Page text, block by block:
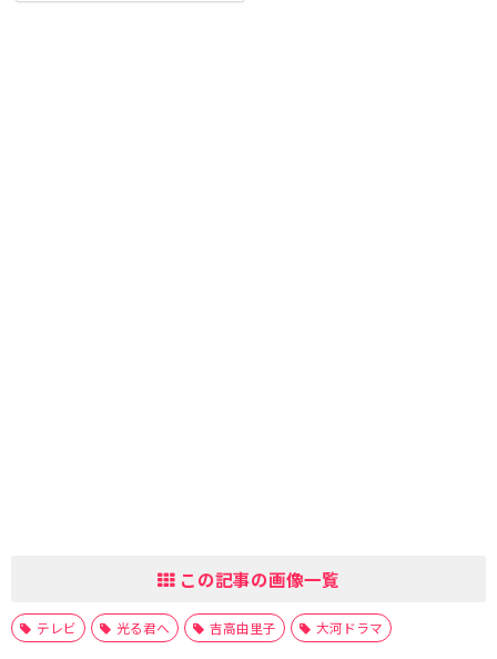
この記事の画像一覧
テレビ 光る君へ 吉高由里子 大河ドラマ